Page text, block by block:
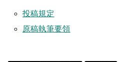
投稿規定
原稿執筆要領